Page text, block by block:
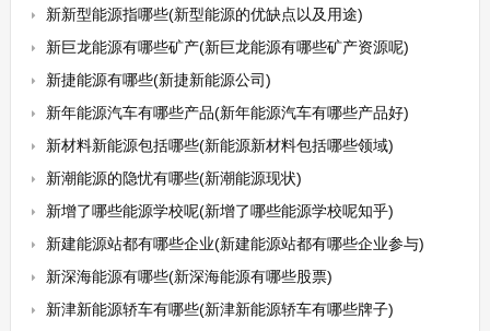
新新型能源指哪些(新型能源的优缺点以及用途)
新巨龙能源有哪些矿产(新巨龙能源有哪些矿产资源呢)
新捷能源有哪些(新捷新能源公司)
新年能源汽车有哪些产品(新年能源汽车有哪些产品好)
新材料新能源包括哪些(新能源新材料包括哪些领域)
新潮能源的隐忧有哪些(新潮能源现状)
新增了哪些能源学校呢(新增了哪些能源学校呢知乎)
新建能源站都有哪些企业(新建能源站都有哪些企业参与)
新深海能源有哪些(新深海能源有哪些股票)
新津新能源轿车有哪些(新津新能源轿车有哪些牌子)